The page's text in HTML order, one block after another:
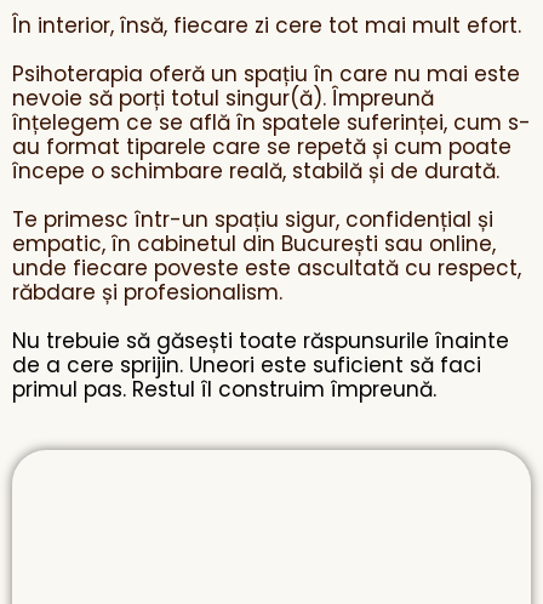
În interior, însă, fiecare zi cere tot mai mult efort.
Psihoterapia oferă un spațiu în care nu mai este
nevoie să porți totul singur(ă). Împreună
înțelegem ce se află în spatele suferinței, cum s-
au format tiparele care se repetă și cum poate
începe o schimbare reală, stabilă și de durată.
Te primesc într-un spațiu sigur, confidențial și
empatic, în cabinetul din București sau online,
unde fiecare poveste este ascultată cu respect,
răbdare și profesionalism.
Nu trebuie să găsești toate răspunsurile înainte
de a cere sprijin. Uneori este suficient să faci
primul pas. Restul îl construim împreună.